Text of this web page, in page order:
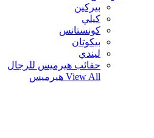
بيركين
كيلي
كونستانس
بيكوتان
ليندي
حقائب هيرميس للرجال
View All هيرميس